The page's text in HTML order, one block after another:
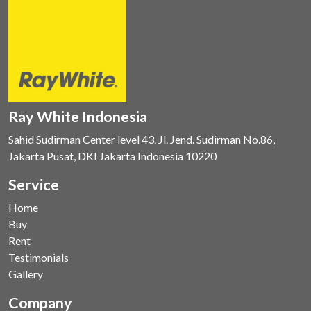
Ray White Indonesia
Sahid Sudirman Center level 43. Jl. Jend. Sudirman No.86,
Jakarta Pusat, DKI Jakarta Indonesia 10220
Service
Home
Buy
Rent
Testimonials
Gallery
Company